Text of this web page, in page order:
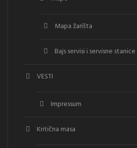
Mapa žarišta
Bajs servisi i servisne stanice
VESTI
Impressum
Kritična masa